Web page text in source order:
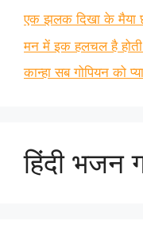
एक झलक दिखा के मैया
मन में इक हलचल है
कान्हा सब गोपियन को
हिंदी भजन